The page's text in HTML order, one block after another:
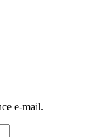
e-mail.